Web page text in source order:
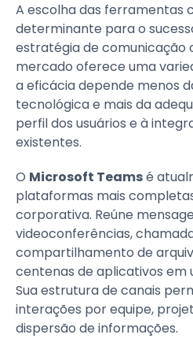
A escolha das ferramentas
determinante para o
estratégia de comunicação
mercado oferece uma
a eficácia depende menos
tecnológica e mais da
perfil dos usuários e à
existentes.
O Microsoft Teamsé
plataformas mais
corporativa. Reúne
videoconferências,
compartilhamento de
centenas de aplicativos em
Sua estrutura de canais
interações por equipe,
dispersão de informações.